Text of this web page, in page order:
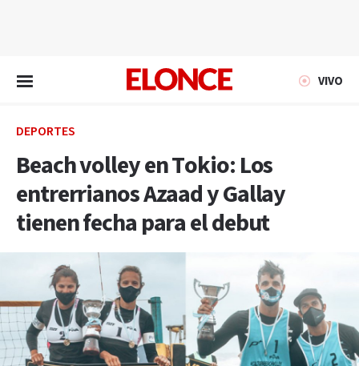
VIVO
DEPORTES
Beach volley en Tokio: Los
entrerrianos Azaad y Gallay
tienen fecha para el debut